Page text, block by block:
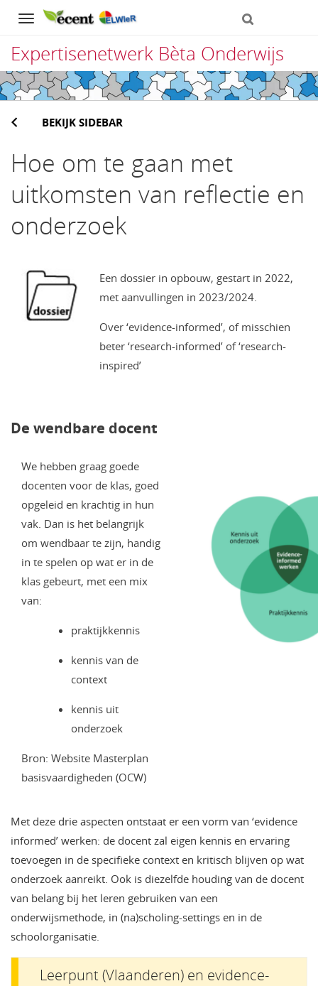
Navigation
Expertisenetwerk Bèta Onderwijs
Direct
naar
het
inhoud
BEKIJK SIDEBAR
Hoe om te gaan met
uitkomsten van reflectie en
onderzoek
Een dossier in opbouw, gestart in 2022,
met aanvullingen in 2023/2024.
Over ‘evidence-informed’, of misschien
beter ‘research-informed’ of ‘research-
inspired’
De wendbare docent
We hebben graag goede
docenten voor de klas, goed
opgeleid en krachtig in hun
vak. Dan is het belangrijk
om wendbaar te zijn, handig
in te spelen op wat er in de
klas gebeurt, met een mix
van:
praktijkkennis
kennis van de
context
kennis uit
onderzoek
Bron: Website Masterplan
basisvaardigheden (OCW)
Met deze drie aspecten ontstaat er een vorm van ‘evidence
informed’ werken: de docent zal eigen kennis en ervaring
toevoegen in de specifieke context en kritisch blijven op wat
onderzoek aanreikt. Ook is diezelfde houding van de docent
van belang bij het leren gebruiken van een
onderwijsmethode, in (na)scholing-settings en in de
schoolorganisatie.
Leerpunt (Vlaanderen) en evidence-